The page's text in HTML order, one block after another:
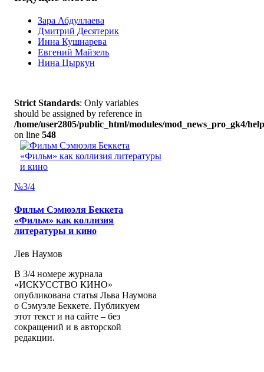
Зара Абдуллаева
Дмитрий Десятерик
Инна Кушнарева
Евгений Майзель
Нина Цыркун
Strict Standards: Only variables
should be assigned by reference in
/home/user2805/public_html/modules/mod_news_pro_gk4/
on line 548
№3/4
Фильм Сэмюэля Беккета
«Фильм» как коллизия
литературы и кино
Лев Наумов
В 3/4 номере журнала
«ИСКУССТВО КИНО»
опубликована статья Льва Наумова
о Сэмуэле Беккете. Публикуем
этот текст и на сайте – без
сокращений и в авторской
редакции.